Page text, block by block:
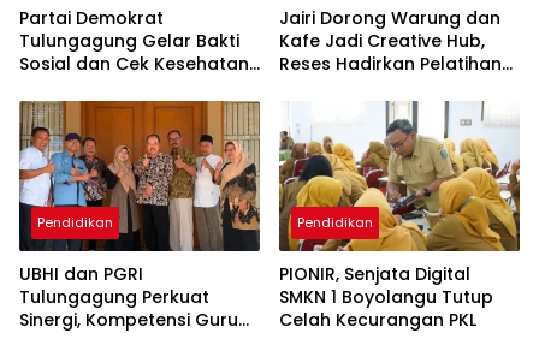
Partai Demokrat
Tulungagung Gelar Bakti
Sosial dan Cek Kesehatan
Jairi Dorong Warung dan
Kafe Jadi Creative Hub,
Reses Hadirkan Pelatihan
Pendidikan
UBHI dan PGRI
Tulungagung Perkuat
Sinergi, Kompetensi Guru
Pendidikan
PIONIR, Senjata Digital
SMKN 1 Boyolangu Tutup
Celah Kecurangan PKL